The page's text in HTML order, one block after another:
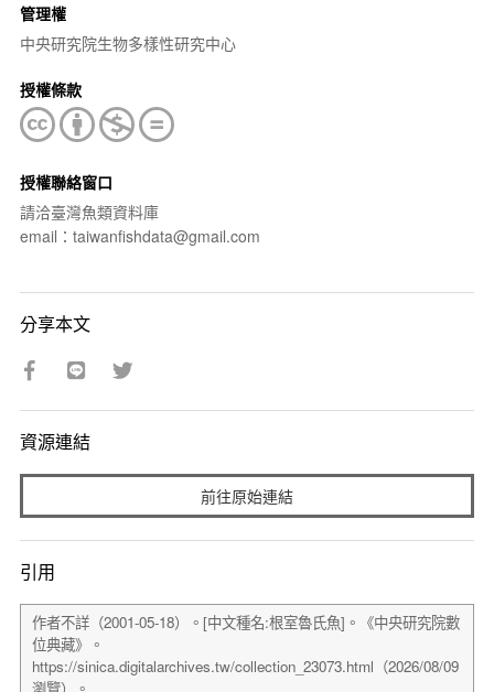
管理權
中央研究院生物多樣性研究中心
授權條款
授權聯絡窗口
請洽臺灣魚類資料庫
email：taiwanfishdata@gmail.com
分享本文
資源連結
前往原始連結
引用